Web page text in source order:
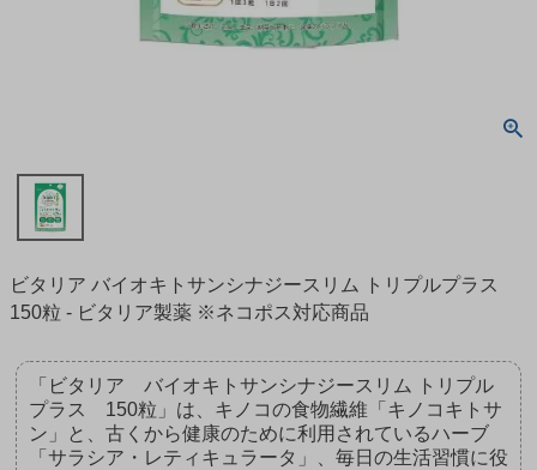
ビタリア バイオキトサンシナジースリム トリプルプラス
150粒 - ビタリア製薬 ※ネコポス対応商品
「ビタリア バイオキトサンシナジースリム トリプル
プラス 150粒」は、キノコの食物繊維「キノコキトサ
ン」と、古くから健康のために利用されているハーブ
「サラシア・レティキュラータ」、毎日の生活習慣に役